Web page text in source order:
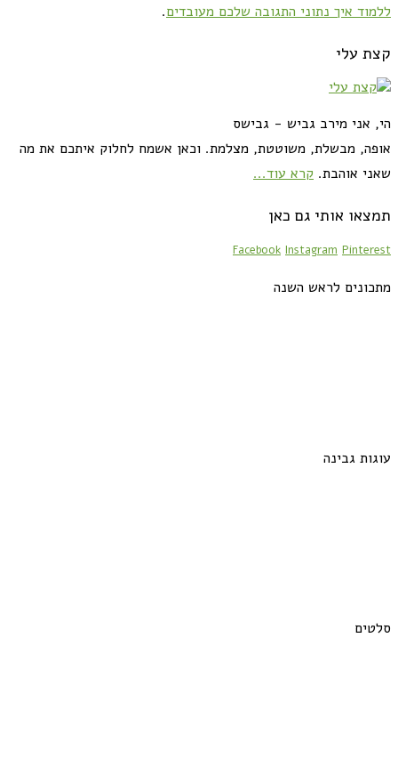
ללמוד איך נתוני התגובה שלכם מעובדים.
קצת עלי
הי, אני מירב גביש - גבישס
אופה, מבשלת, משוטטת, מצלמת. וכאן אשמח לחלוק איתכם את מה
שאני אוהבת. קרא עוד...
תמצאו אותי גם כאן
Facebook Instagram Pinterest
מתכונים לראש השנה
עוגות גבינה
סלטים